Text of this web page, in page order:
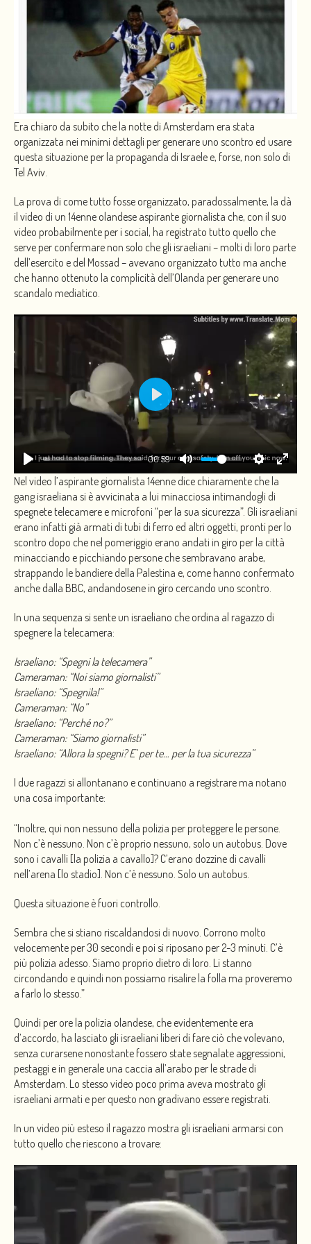
Era chiaro da subito che la notte di Amsterdam era stata
organizzata nei minimi dettagli per generare uno scontro ed usare
questa situazione per la propaganda di Israele e, forse, non solo di
Tel Aviv.
La prova di come tutto fosse organizzato, paradossalmente, la dà
il video di un 14enne olandese aspirante giornalista che, con il suo
video probabilmente per i social, ha registrato tutto quello che
serve per confermare non solo che gli israeliani – molti di loro parte
dell’esercito e del Mossad – avevano organizzato tutto ma anche
che hanno ottenuto la complicità dell’Olanda per generare uno
scandalo mediatico.
00:59
PLAY
Nel video l’aspirante giornalista 14enne dice chiaramente che la
gang israeliana si è avvicinata a lui minacciosa intimandogli di
spegnete telecamere e microfoni “per la sua sicurezza”. Gli israeliani
erano infatti già armati di tubi di ferro ed altri oggetti, pronti per lo
scontro dopo che nel pomeriggio erano andati in giro per la città
minacciando e picchiando persone che sembravano arabe,
strappando le bandiere della Palestina e, come hanno confermato
anche dalla BBC, andandosene in giro cercando uno scontro.
In una sequenza si sente un israeliano che ordina al ragazzo di
spegnere la telecamera:
Israeliano: “Spegni la telecamera”
Cameraman: “Noi siamo giornalisti”
Israeliano: “Spegnila!”
Cameraman: “No”
Israeliano: “Perché no?”
Cameraman: “Siamo giornalisti”
Israeliano: “Allora la spegni? E’ per te… per la tua sicurezza”
I due ragazzi si allontanano e continuano a registrare ma notano
una cosa importante:
“Inoltre, qui non nessuno della polizia per proteggere le persone.
Non c’è nessuno. Non c’è proprio nessuno, solo un autobus. Dove
sono i cavalli [la polizia a cavallo]? C’erano dozzine di cavalli
nell’arena [lo stadio]. Non c’è nessuno. Solo un autobus.
Questa situazione è fuori controllo.
Sembra che si stiano riscaldandosi di nuovo. Corrono molto
velocemente per 30 secondi e poi si riposano per 2-3 minuti. C’è
più polizia adesso. Siamo proprio dietro di loro. Li stanno
circondando e quindi non possiamo risalire la folla ma proveremo
a farlo lo stesso.”
Quindi per ore la polizia olandese, che evidentemente era
d’accordo, ha lasciato gli israeliani liberi di fare ciò che volevano,
senza curarsene nonostante fossero state segnalate aggressioni,
pestaggi e in generale una caccia all’arabo per le strade di
Amsterdam. Lo stesso video poco prima aveva mostrato gli
israeliani armati e per questo non gradivano essere registrati.
In un video più esteso il ragazzo mostra gli israeliani armarsi con
tutto quello che riescono a trovare: